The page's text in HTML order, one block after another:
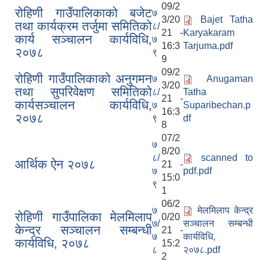
रोहिणी गाउँपालिकाको बजेट
तथा कार्यक्रम तर्जुमा समितिको
कार्य सञ्चालन कार्यविधि,
२०७८
७
८/
७
९
09/2
3/20
21 -
16:3
9
Bajet Tatha
Karyakaram
Tarjuma.pdf
रोहिणी गाउँपालिकाको अनुगमन
तथा सुपरिवेक्षण समितिको
कार्यसञ्चालन कार्यविधि,
२०७८
७
८/
७
९
09/2
3/20
21 -
16:3
8
Anugaman
Tatha
Suparibechan.p
df
आर्थिक ऐन २०७८
७
८/
७
९
07/2
8/20
21 -
15:0
1
scanned to
pdf.pdf
रोहिणी गाउँपालिका मेलमिलाप
केन्द्र सञ्चालन सम्बन्धी
कार्यविधि, २०७८
७
७/
७
८
06/2
0/20
21 -
15:2
2
मेलमिलाप केन्द्र
सञ्चालन सम्बन्धी
कार्यविधि,
२०७८.pdf